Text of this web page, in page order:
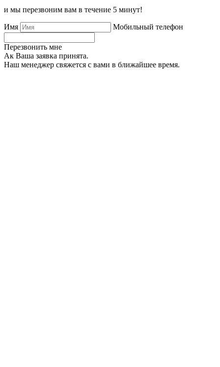
и мы перезвоним вам в течение 5 минут!
Имя Мобильный телефон
Перезвонить мне
Ак Ваша заявка принята.
Наш менеджер свяжется с вами в ближайшее время.